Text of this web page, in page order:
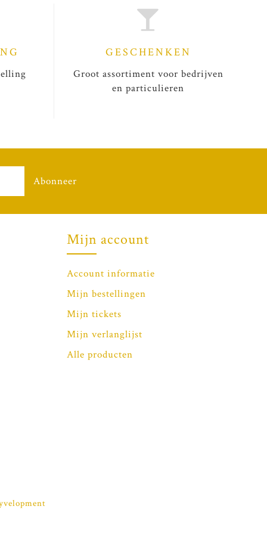
GESCHENKEN
Groot assortiment voor bedrijven
en particulieren
Abonneer
Mijn account
Account informatie
Mijn bestellingen
Mijn tickets
Mijn verlanglijst
Alle producten